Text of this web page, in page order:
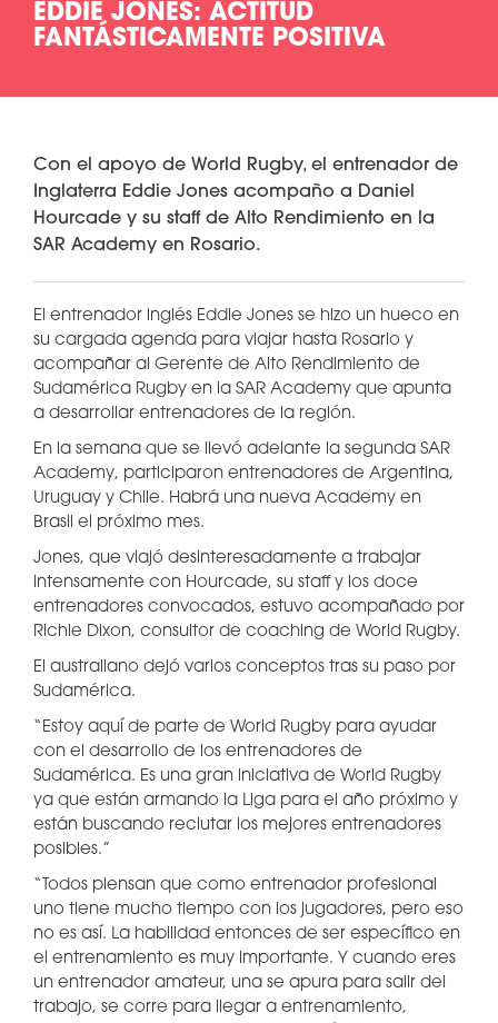
EDDIE JONES: ACTITUD
FANTÁSTICAMENTE POSITIVA
Con el apoyo de World Rugby, el entrenador de
Inglaterra Eddie Jones acompaño a Daniel
Hourcade y su staff de Alto Rendimiento en la
SAR Academy en Rosario.
El entrenador inglés Eddie Jones se hizo un hueco en
su cargada agenda para viajar hasta Rosario y
acompañar al Gerente de Alto Rendimiento de
Sudamérica Rugby en la SAR Academy que apunta
a desarrollar entrenadores de la región.
En la semana que se llevó adelante la segunda SAR
Academy, participaron entrenadores de Argentina,
Uruguay y Chile. Habrá una nueva Academy en
Brasil el próximo mes.
Jones, que viajó desinteresadamente a trabajar
intensamente con Hourcade, su staff y los doce
entrenadores convocados, estuvo acompañado por
Richie Dixon, consultor de coaching de World Rugby.
El australiano dejó varios conceptos tras su paso por
Sudamérica.
“Estoy aquí de parte de World Rugby para ayudar
con el desarrollo de los entrenadores de
Sudamérica. Es una gran iniciativa de World Rugby
ya que están armando la Liga para el año próximo y
están buscando reclutar los mejores entrenadores
posibles.”
“Todos piensan que como entrenador profesional
uno tiene mucho tiempo con los jugadores, pero eso
no es así. La habilidad entonces de ser específico en
el entrenamiento es muy importante. Y cuando eres
un entrenador amateur, una se apura para salir del
trabajo, se corre para llegar a entrenamiento,